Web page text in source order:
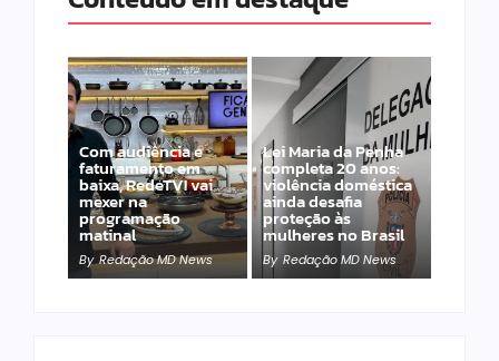
Com audiência e
faturamento em
baixa, RedeTV! vai
mexer na
programação
matinal
By Redação MD News
Lei Maria da Penha
completa 20 anos:
violência doméstica
ainda desafia
proteção às
mulheres no Brasil
By Redação MD News